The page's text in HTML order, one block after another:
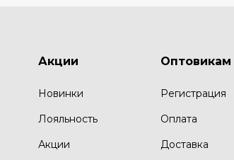
Акции
Новинки
Лояльность
Акции
Оптовикам
Регистрация
Оплата
Доставка